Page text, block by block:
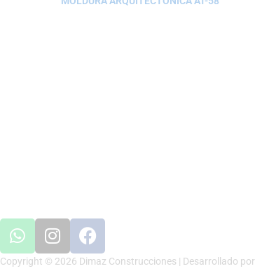
Copyright © 2026 Dimaz Construcciones | Desarrollado por